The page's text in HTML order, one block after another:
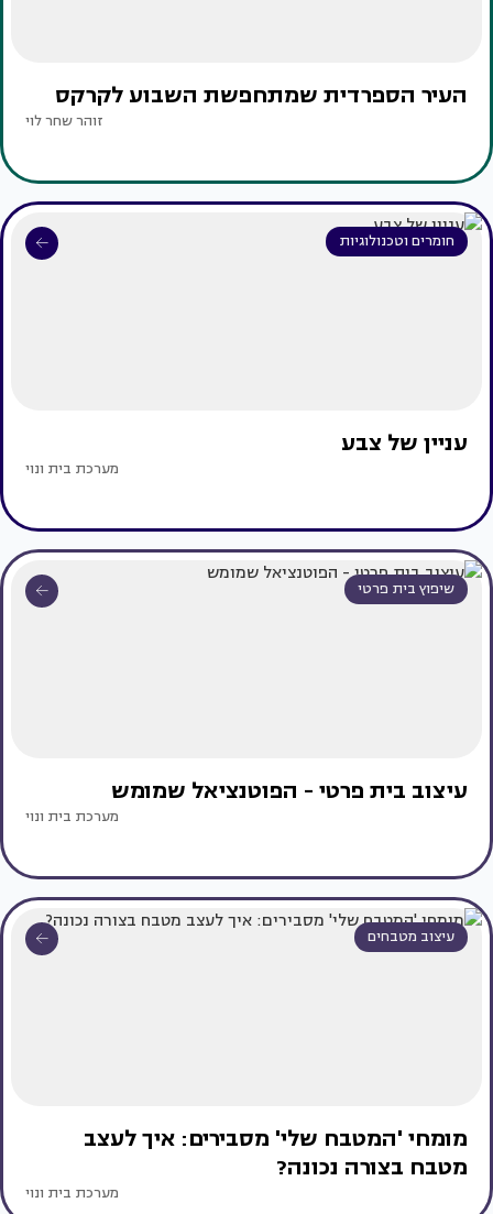
העיר הספרדית שמתחפשת השבוע לקרקס
זוהר שחר לוי
חומרים וטכנולוגיות
עניין של צבע
מערכת בית ונוי
שיפוץ בית פרטי
עיצוב בית פרטי - הפוטנציאל שמומש
מערכת בית ונוי
עיצוב מטבחים
מומחי 'המטבח שלי' מסבירים: איך לעצב
מטבח בצורה נכונה?
מערכת בית ונוי